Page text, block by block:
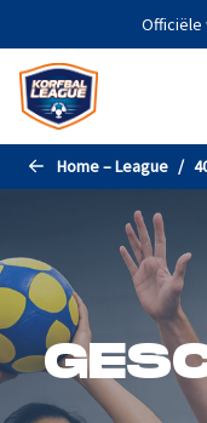
Naar de hoofdinhoud gaan
Officiële
Home – League